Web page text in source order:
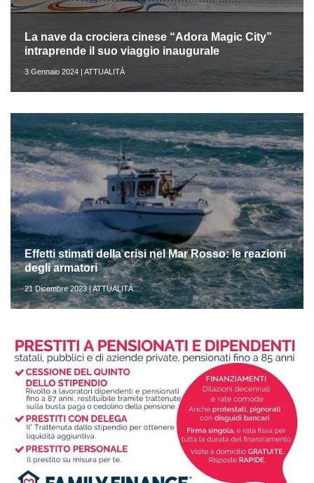
La nave da crociera cinese “Adora Magic City”
intraprende il suo viaggio inaugurale
3 Gennaio 2024 | ATTUALITÀ
Effetti stimati della crisi nel Mar Rosso: le reazioni
degli armatori
21 Dicembre 2023 | ATTUALITÀ